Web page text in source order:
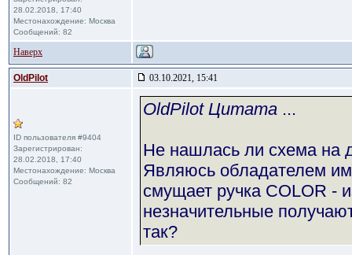
28.02.2018, 17:40
Местонахождение: Москва
Сообщений: 82
Наверх
OldPilot 03.10.2021, 15:41
ID пользователя #9404
Зарегистрирован:
28.02.2018, 17:40
Местонахождение: Москва
Сообщений: 82
OldPilot Цитата ...
Не нашлась ли схема на
Являюсь обладателем
смущает ручка COLOR -
незначительные
так?